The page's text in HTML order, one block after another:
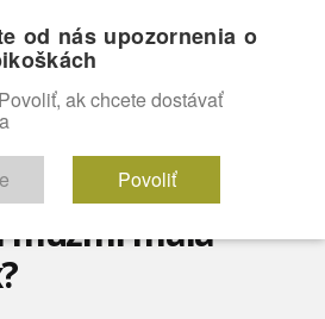
mužmi mala
od nás upozornenia o
ak chcete dostávať
Povoliť